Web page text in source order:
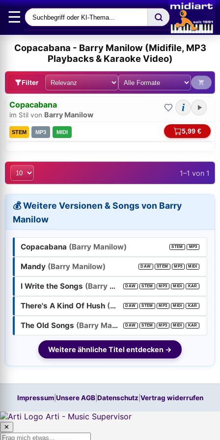
☰
Copacabana - Barry Manilow (Midifile, MP3
Playbacks & Karaoke Video)
Filter
Copacabana
im Stil von Barry Manilow
i
STEM MP3 MIDI 5,99 €
1–1 von 1
💰 Weitere Versionen & Songs von Barry
Manilow
Copacabana (Barry Manilow) STEM MP3
Mandy (Barry Manilow) DAW STEM MP3 MIDI
I Write the Songs (Barry Manilow) DAW STEM MP3 MIDI KAR
There's A Kind Of Hush (Barry Manilow) DAW STEM MP3 MIDI KAR
The Old Songs (Barry Manilow) DAW STEM MP3 MIDI KAR
Weitere ähnliche Titel entdecken →
Impressum| Unsere AGB| Datenschutz Vertrag widerrufen
Arti - Music Supervisor
✕
Bei midi.de anmelden
Sicherer Login für Ihre Bestellungen & Downloads
E-Mail-Adresse:
Passwort:
Weiter
Trage bitte vorher Deine E-Mail-Adresse in das Feld oben ein.
Hilfe, ich habe meinPasswortvergessen!
Neu hier? Jetzt kostenloses Konto anlegen